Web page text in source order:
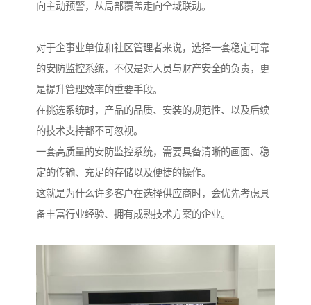
向主动预警，从局部覆盖走向全域联动。
对于企事业单位和社区管理者来说，选择一套稳定可靠
的安防监控系统，不仅是对人员与财产安全的负责，更
是提升管理效率的重要手段。
在挑选系统时，产品的品质、安装的规范性、以及后续
的技术支持都不可忽视。
一套高质量的安防监控系统，需要具备清晰的画面、稳
定的传输、充足的存储以及便捷的操作。
这就是为什么许多客户在选择供应商时，会优先考虑具
备丰富行业经验、拥有成熟技术方案的企业。